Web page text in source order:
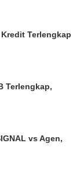
Terlengkap
Terlengkap,
vs Agen,